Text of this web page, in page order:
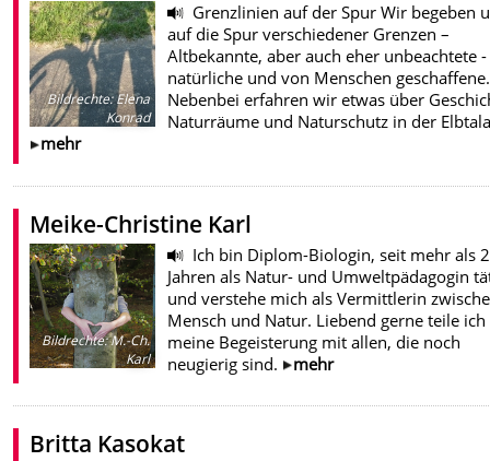
Bildrechte:Elena
Konrad
Grenzlinien auf der Spur Wir begeben
auf die Spur verschiedener Grenzen –
Altbekannte, aber auch eher unbeachtete -
natürliche und von Menschen geschaffene.
Nebenbei erfahren wir etwas über
Naturräume und Naturschutz in der
mehr
Meike-Christine Karl
Bildrechte:M.-Ch.
Karl
Ich bin Diplom-Biologin, seit mehr als
Jahren als Natur- und Umweltpädagogin
und verstehe mich als Vermittlerin
Mensch und Natur. Liebend gerne teile ich
meine Begeisterung mit allen, die noch
neugierig sind.
mehr
Britta Kasokat